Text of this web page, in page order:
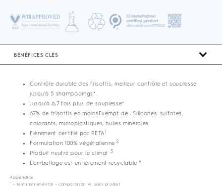
BÉNÉFICES CLÉS
Contrôle durable des frisottis, meilleur contrôle et souplesse
jusqu'à 5 shampooings*.
Jusqu'à 6,7 fois plus de souplesse*
67% de frisottis en moinsExempt de : Silicones, sulfates,
colorants, microplastiques, huiles minérales
Fièrement certifié par PETA 1
Formulation 100% végétalienne 2
Produit neutre pour le climat 3
L'emballage est entièrement recyclable 4
Appendice
* – test instrumental – comparaison vs. sans produit